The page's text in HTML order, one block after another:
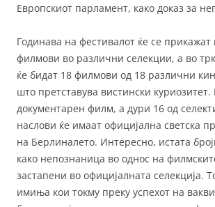
Европскиот парламент, како доказ за
Годинава на фестивалот ќе се прикажат
филмови во различни селекции, а во
ќе бидат 18 филмови од 18 различни
што претставува вистински
документарен филм, а дури 16 од
наслови ќе имаат официјална светска
на Берлиналето. Интересно, истата
како непознаница во однос на
застапени во официјалната селекција.
имиња кои токму преку успехот на